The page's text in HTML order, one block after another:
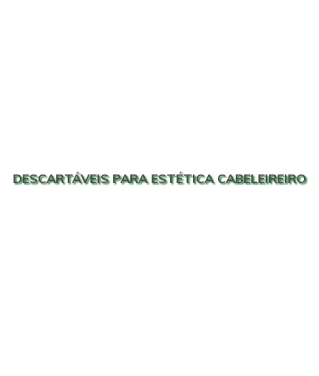
DESCARTÁVEIS PARA ESTÉTICA CABELEIREIRO